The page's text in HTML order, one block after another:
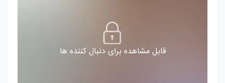
قابل مشاهده برای دنبال کننده ها